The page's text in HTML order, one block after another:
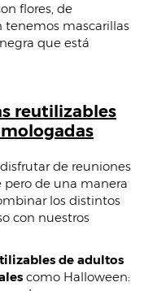
flores, de
tenemos mascarillas
que está
reutilizables
de reuniones
pero de una manera
los distintos
con nuestros
de adultos
como Halloween: